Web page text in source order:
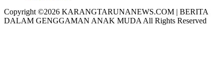
Copyright ©2026 KARANGTARUNANEWS.COM | BERITA
DALAM GENGGAMAN ANAK MUDA All Rights Reserved